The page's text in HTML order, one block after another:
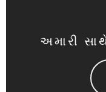
અમારી